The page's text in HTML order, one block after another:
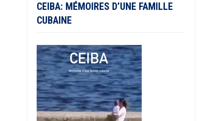
CEIBA: MÉMOIRES D’UNE FAMILLE
CUBAINE